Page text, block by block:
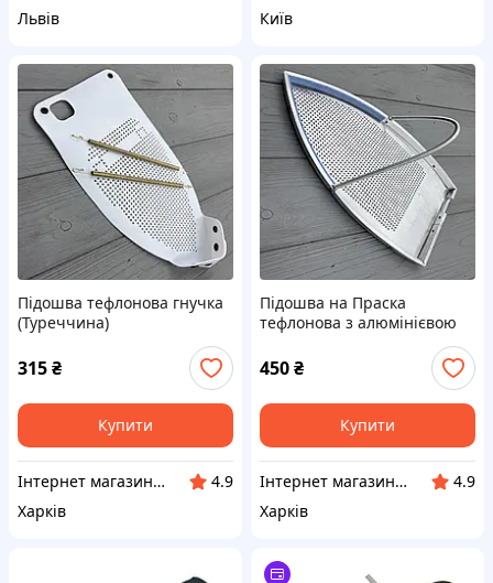
Львів
Київ
Підошва тефлонова гнучка
(Туреччина)
315₴
Купити
Інтернет магазин " Люверс "
4.9
Харків
Підошва на Праска
тефлонова з алюмінієвою
(Туреччина)
450₴
Купити
Інтернет магазин " Люверс "
4.9
Харків